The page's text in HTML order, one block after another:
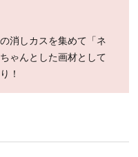
消しカスを集めて「ネ
ゃんとした画材として
！